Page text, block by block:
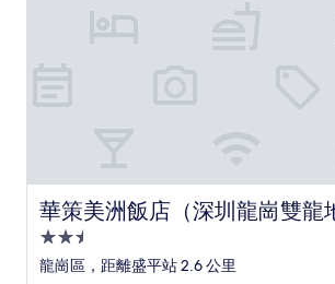
華策美洲飯店（深圳龍崗雙龍
華策美洲飯店（深圳龍崗雙龍地鐵站
2.5
星
龍崗區，距離盛平站 2.6 公里